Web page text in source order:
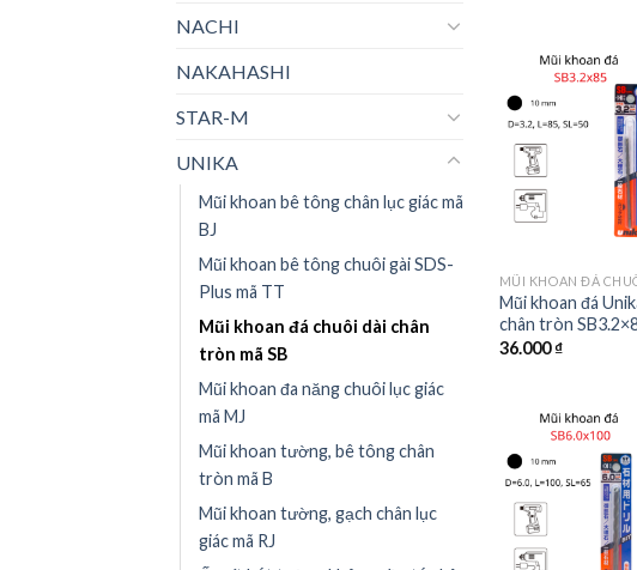
NACHI
NAKAHASHI
STAR-M
UNIKA
Mũi khoan bê tông chân lục giác mã
BJ
Mũi khoan bê tông chuôi gài SDS-
Plus mã TT
Mũi khoan đá chuôi dài chân
tròn mã SB
Mũi khoan đa năng chuôi lục giác
mã MJ
Mũi khoan tường, bê tông chân
tròn mã B
Mũi khoan tường, gạch chân lục
giác mã RJ
Mũi khoan đá
chân tròn
36.000₫